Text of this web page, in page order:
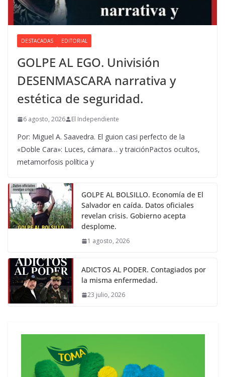
DESTACADAS EDITORIAL
GOLPE AL EGO. Univisión
DESENMASCARA narrativa y
estética de seguridad.
6 agosto, 2026 El Independiente
Por: Miguel A. Saavedra. El guion casi perfecto de la
«Doble Cara»: Luces, cámara… y traiciónPactos ocultos,
metamorfosis política y
GOLPE AL BOLSILLO. Economía de El
Salvador en caída. Datos oficiales
revelan crisis. Gobierno acepta
desplome.
1 agosto, 2026
ADICTOS AL PODER. Contagiados por
la misma enfermedad.
23 julio, 2026